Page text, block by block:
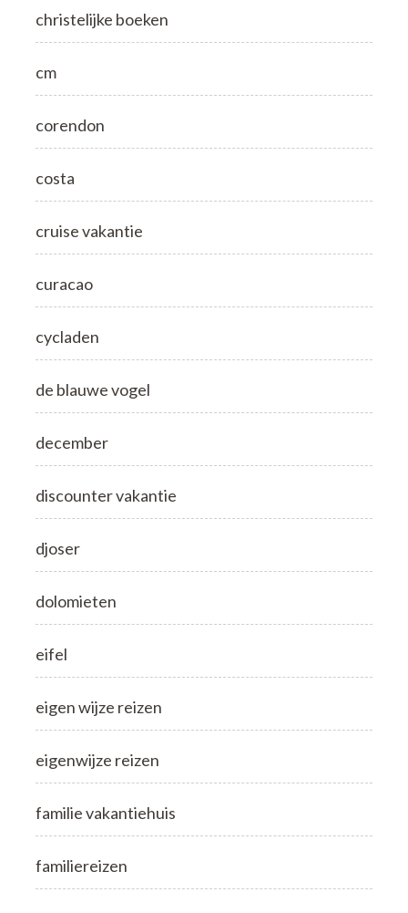
christelijke boeken
cm
corendon
costa
cruise vakantie
curacao
cycladen
de blauwe vogel
december
discounter vakantie
djoser
dolomieten
eifel
eigen wijze reizen
eigenwijze reizen
familie vakantiehuis
familiereizen